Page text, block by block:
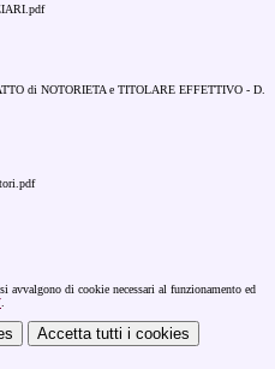
di NOTORIETA e TITOLARE EFFETTIVO - D.
di cookie necessari al funzionamento ed
Accetta tutti i cookies